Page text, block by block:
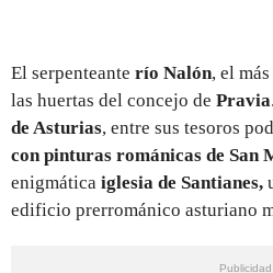
El serpenteante río Nalón, el
las huertas del concejo de Pravia
de Asturias, entre sus tesoros
con pinturas románicas de San
enigmática iglesia de Santianes,
edificio prerrománico asturiano